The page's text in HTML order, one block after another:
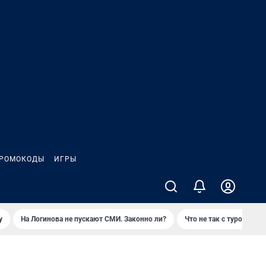
ИГРЫ
На Логинова не пускают СМИ. Законно ли? Что не так с туром на